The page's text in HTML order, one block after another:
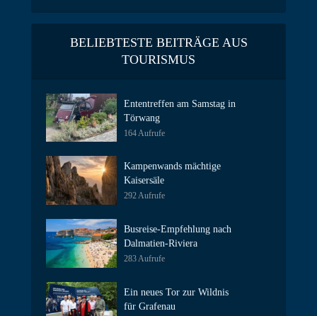
BELIEBTESTE BEITRÄGE AUS
TOURISMUS
Ententreffen am Samstag in
Törwang
164 Aufrufe
Kampenwands mächtige
Kaisersäle
292 Aufrufe
Busreise-Empfehlung nach
Dalmatien-Riviera
283 Aufrufe
Ein neues Tor zur Wildnis
für Grafenau